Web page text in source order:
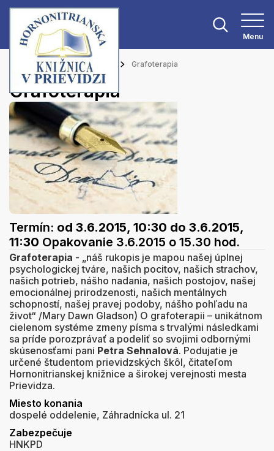
Menu
Hlavná stránka Podujatia Grafoterapia
Grafoterapia
Termín: od 3.6.2015, 10:30 do 3.6.2015,
11:30 Opakovanie 3.6.2015 o 15.30 hod.
Grafoterapia - „náš rukopis je mapou našej úplnej
psychologickej tváre, našich pocitov, našich strachov,
našich potrieb, nášho nadania, našich postojov, našej
emocionálnej prirodzenosti, našich mentálnych
schopností, našej pravej podoby, nášho pohľadu na
život“ /Mary Dawn Gladson) O grafoterapii – unikátnom
cielenom systéme zmeny písma s trvalými následkami
sa príde porozprávať a podeliť so svojimi odbornými
skúsenosťami pani Petra Sehnalová. Podujatie je
určené študentom prievidzských škôl, čitateľom
Hornonitrianskej knižnice a širokej verejnosti mesta
Prievidza.
Miesto konania
dospelé oddelenie, Záhradnícka ul. 21
Zabezpečuje
HNKPD